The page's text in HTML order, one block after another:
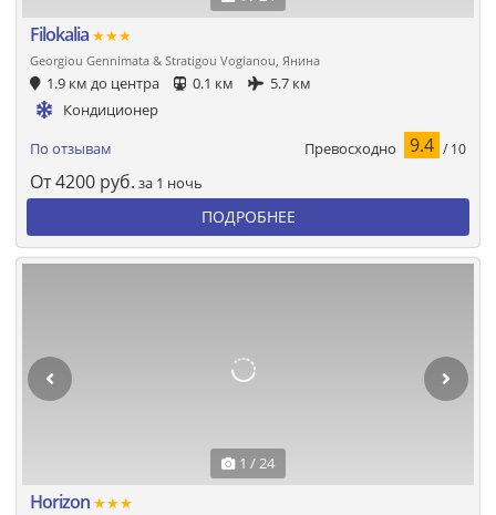
Filokalia ★★★
Georgiou Gennimata & Stratigou Vogianou, Янина
1.9 км до центра 0.1 км
5.7 км
Кондиционер
По отзывам Превосходно 9.4 / 10
От4200 руб. за 1 ночь
ПОДРОБНЕЕ
1 / 24
Horizon ★★★